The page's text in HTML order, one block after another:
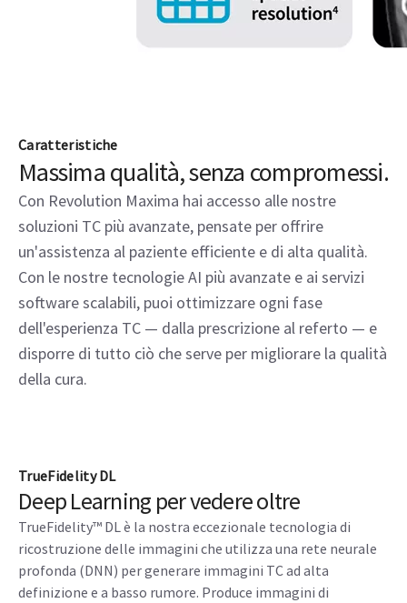
Caratteristiche
Massima qualità, senza compromessi.
Con Revolution Maxima hai accesso alle nostre
soluzioni TC più avanzate, pensate per offrire
un'assistenza al paziente efficiente e di alta qualità.
Con le nostre tecnologie AI più avanzate e ai servizi
software scalabili, puoi ottimizzare ogni fase
dell'esperienza TC — dalla prescrizione al referto — e
disporre di tutto ciò che serve per migliorare la qualità
della cura.
TrueFidelity DL
Deep Learning per vedere oltre
TrueFidelity™ DL è la nostra eccezionale tecnologia di
ricostruzione delle immagini che utilizza una rete neurale
profonda (DNN) per generare immagini TC ad alta
definizione e a basso rumore. Produce immagini di